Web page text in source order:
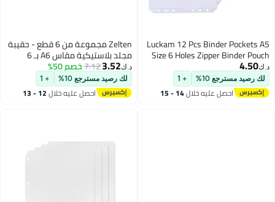
Zelten مجموعة من 6 قطع - حقيبة
مجلد بلاستيكية مقاس A6 بـ 6
ثقوب، حافظة مقاومة للماء لحفظ
الإيصالات والتذاكر (جيب واحد، A6)
د.ك‏3.52
7.12خصم 50%
لك رصيد مسترجع 10% + 1
احصل عليه خلال 12 - 13